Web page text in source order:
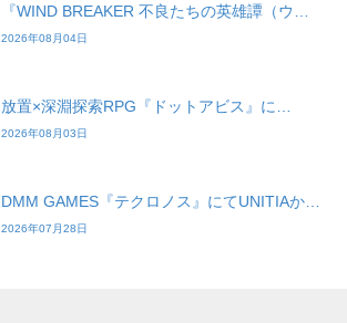
『WIND BREAKER 不良たちの英雄譚（ウ…
2026年08月04日
放置×深淵探索RPG『ドットアビス』に…
2026年08月03日
DMM GAMES『テクロノス』にてUNITIAか…
2026年07月28日